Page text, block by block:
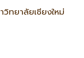
ทยาลัยเชียงใหม่